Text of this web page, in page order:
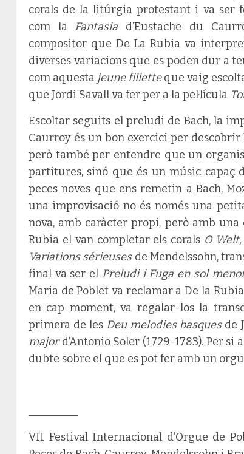
corals de la litúrgia protestant i va ser
com la Fantasia d’Eustache du
compositor que De La Rubia va
diverses variacions que es poden dur a
com aquesta jeune filletteque vaig
que Jordi Savall va fer per a la pel·lícula
Escoltar seguits el preludi de Bach, la
Caurroy és un bon exercici per
però també per entendre que un
partitures, sinó que és un músic capaç
peces noves que ens remetin a Bach,
una improvisació no és només una
nova, amb caràcter propi, però amb una
Rubia el van completar els corals O
Variations sérieusesde Mendelssohn,
final va ser el Preludi i Fuga en sol
Maria de Poblet va reclamar a De la
en cap moment, va regalar-los la
primera de les Deu melodies basquesde
majord’Antonio Soler (1729-1783). Per
dubte sobre el que es pot fer amb un
VII Festival Internacional d’Orgue de